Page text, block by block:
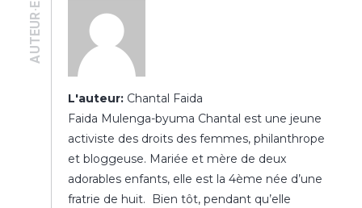
AUTEUR·E
L'auteur: Chantal Faida
Faida Mulenga-byuma Chantal est une jeune
activiste des droits des femmes, philanthrope
et bloggeuse. Mariée et mère de deux
adorables enfants, elle est la 4ème née d’une
fratrie de huit. Bien tôt, pendant qu’elle